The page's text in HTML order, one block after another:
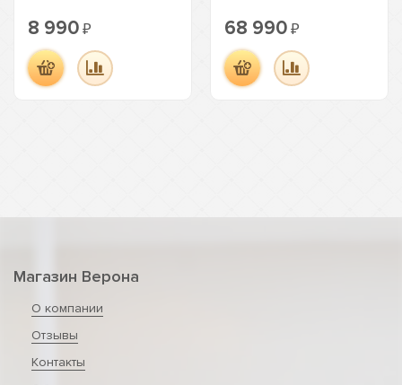
8 990 ₽ 68 990 ₽
Магазин Верона
О компании
Отзывы
Контакты